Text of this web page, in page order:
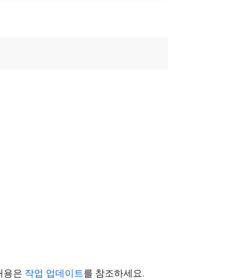
용은 작업 업데이트를 참조하세요.